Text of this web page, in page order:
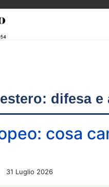
difesa e
cosa
31 Luglio 2026